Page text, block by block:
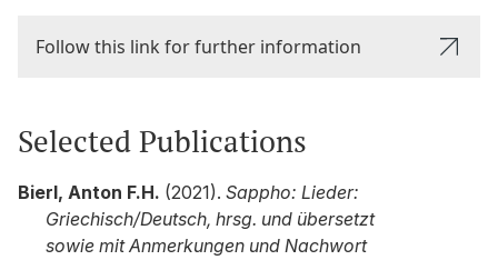
Follow this link for further information
Selected Publications
Bierl, Anton F.H. (2021). Sappho: Lieder:
Griechisch/Deutsch, hrsg. und übersetzt
sowie mit Anmerkungen und Nachwort